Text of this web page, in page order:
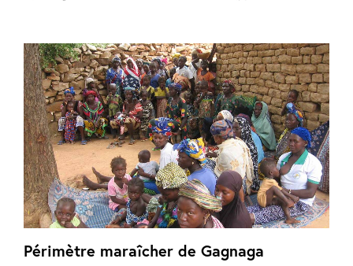
Périmètre maraîcher de Gagnaga